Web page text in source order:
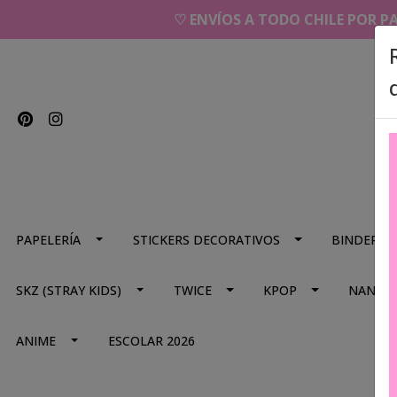
♡ ENVÍOS A TODO CHILE POR
PAPELERÍA STICKERS DECORATIVOS BINDERS
SKZ (STRAY KIDS) TWICE KPOP NANA
ANIME ESCOLAR 2026